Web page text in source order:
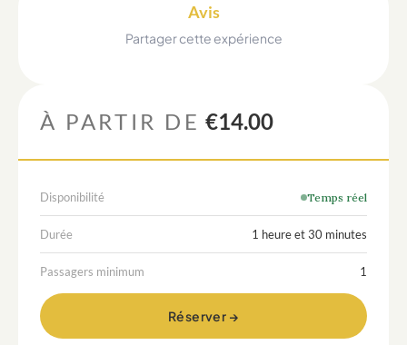
Avis
Partager cette expérience
À PARTIR DE €14.00
Disponibilité Temps réel
Durée 1 heure et 30 minutes
Passagers minimum 1
Réserver →